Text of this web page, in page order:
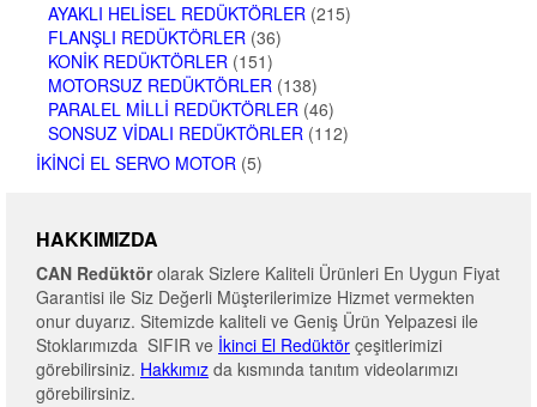
AYAKLI HELISEL REDÜKTÖRLER (215)
FLANŞLI REDÜKTÖRLER (36)
KONIK REDÜKTÖRLER (151)
MOTORSUZ REDÜKTÖRLER (138)
PARALEL MILLI REDÜKTÖRLER (46)
SONSUZ VIDALI REDÜKTÖRLER (112)
İKINCI EL SERVO MOTOR (5)
HAKKIMIZDA
CAN Redüktörolarak Sizlere Kaliteli Ürünleri En Uygun Fiyat
Garantisi ile Siz Değerli Müşterilerimize Hizmet vermekten
onur duyarız. Sitemizde kaliteli ve Geniş Ürün Yelpazesi ile
Stoklarımızda SIFIR ve İkinci El Redüktör çeşitlerimizi
görebilirsiniz. Hakkımız da kısmında tanıtım videolarımızı
görebilirsiniz.